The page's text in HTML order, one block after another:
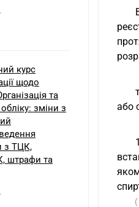
або
курс
щодо
та
зміни з
з ТЦК,
штрафи та